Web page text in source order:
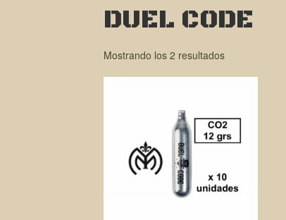
DUEL CODE
Mostrando los 2 resultados